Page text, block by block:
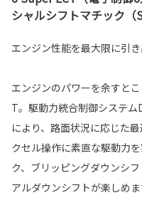
シャルシフトマチック（
エンジン性能を最大限に引き
エンジンのパワーを余すと
T。駆動力統合制御システム
により、路面状況に応じた
クセル操作に素直な駆動力
ク、ブリッピングダウンシ
アルダウンシフトが楽しめま